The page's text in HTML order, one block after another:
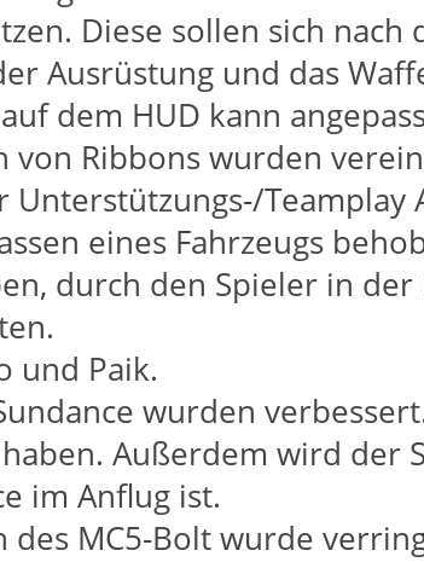
Diese sollen sich
Ausrüstung und das
dem HUD kann
von Ribbons wurden
Teamplay
eines Fahrzeugs
durch den Spieler in
und Paik.
wurden
Außerdem wird der
im Anflug ist.
des MC5-Bolt wurde